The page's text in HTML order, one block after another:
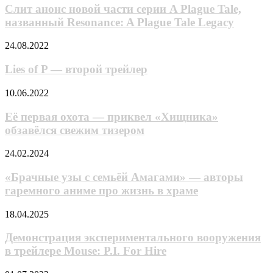
новой
части
серии
Plague
названный
A
Tale
Legacy
Слит анонс новой части серии A Plague Tale,
названный Resonance: A Plague Tale Legacy
Lies
P
—
второй
трейлер
24.08.2022
Lies of P — второй трейлер
Её
охота
—
приквел
обзавёлся
тизером
10.06.2022
Её первая охота — приквел «Хищника»
обзавёлся свежим тизером
«Брачные
с
семьёй
Амагами»
авторы
аниме
про
24.02.2024
«Брачные узы с семьёй Амагами» — авторы
гаремного аниме про жизнь в храме
Демонстрация
вооружения
в
трейлере
18.04.2025
Демонстрация экспериментального вооружения
в трейлере Mouse: P.I. For Hire